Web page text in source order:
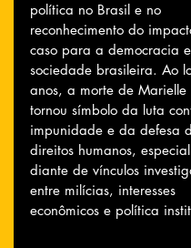
política no Brasil e no
reconhecimento do
caso para a democracia
sociedade brasileira. Ao
anos, a morte de Marielle
tornou símbolo da luta
impunidade e da defesa
direitos humanos,
diante de vínculos
entre milícias, interesses
econômicos e política